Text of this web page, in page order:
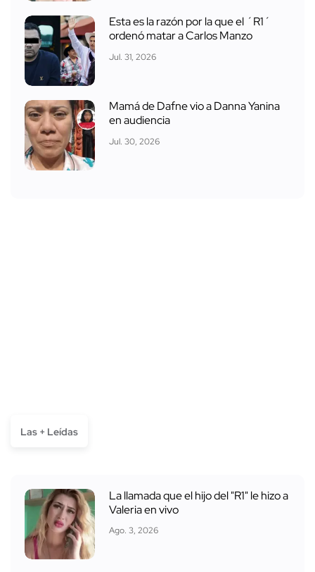
Esta es la razón por la que el ´R1´
ordenó matar a Carlos Manzo
Jul. 31, 2026
Mamá de Dafne vio a Danna Yanina
en audiencia
Jul. 30, 2026
Las + Leídas
La llamada que el hijo del "R1" le hizo a
Valeria en vivo
Ago. 3, 2026